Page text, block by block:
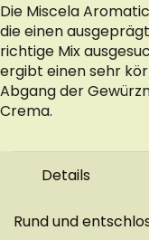
Die Miscela
die einen
richtige Mix
ergibt einen sehr
Abgang der
Crema.
Details
Rund und